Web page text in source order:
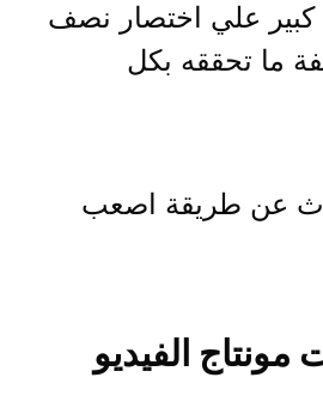
علي اختصار نصف
ما تحققه بكل
عن طريقة اصعب